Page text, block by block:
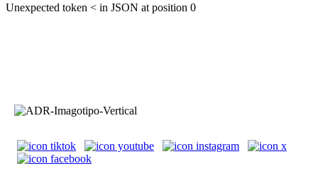
Unexpected token < in JSON at position 0